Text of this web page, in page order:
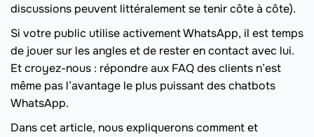
discussions peuvent littéralement se tenir côte à côte).
Si votre public utilise activement WhatsApp, il est temps
de jouer sur les angles et de rester en contact avec lui.
Et croyez-nous : répondre aux FAQ des clients n’est
même pas l’avantage le plus puissant des chatbots
WhatsApp.
Dans cet article, nous expliquerons comment et